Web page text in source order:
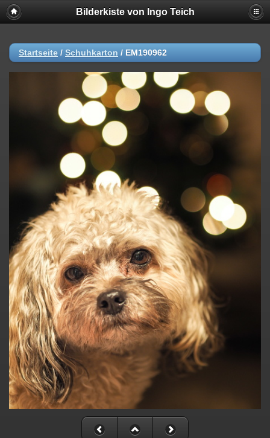
Bilderkiste von Ingo Teich
Startseite / Schuhkarton / EM190962